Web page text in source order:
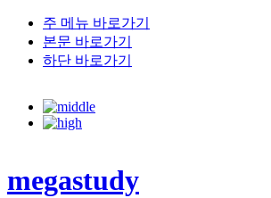
주 메뉴 바로가기
본문 바로가기
하단 바로가기
megastudy